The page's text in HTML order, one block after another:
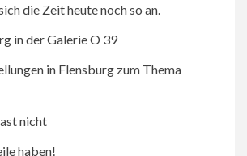
die Zeit heute noch so an.
in der Galerie O 39
in Flensburg zum Thema
nicht
haben!